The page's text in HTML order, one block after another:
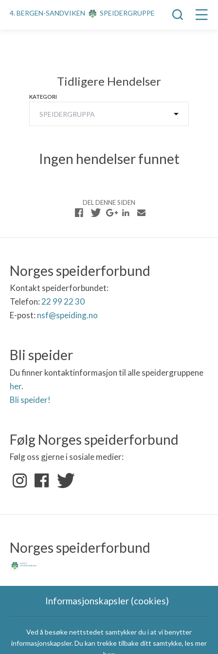
4. BERGEN-SANDVIKEN SPEIDERGRUPPE
Tidligere Hendelser
KATEGORI
Ingen hendelser funnet
DEL DENNE SIDEN
Norges speiderforbund
Kontakt speiderforbundet:
Telefon: 22 99 22 30
E-post: nsf@speiding.no
Bli speider
Du finner kontaktinformasjon til alle speidergruppene
her.
Bli speider!
Følg Norges speiderforbund
Følg oss gjerne i sosiale medier:
Norges speiderforbund
Speidergruppas
Informasjonskapsler (cookies)
Ved å besøke nettstedet samtykker du i at vi benytter
informasjonskapsler. Du kan trekke tilbake ditt samtykke, les mer